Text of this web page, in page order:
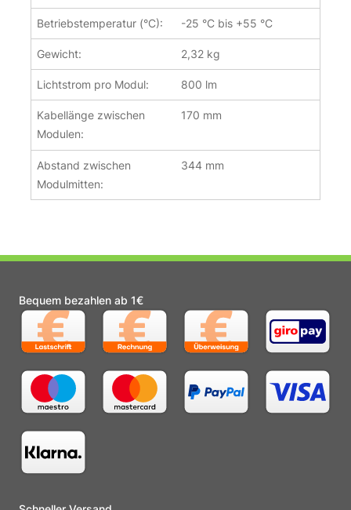
Betriebstemperatur (°C): -25 °C bis +55 °C
Gewicht: 2,32 kg
Lichtstrom pro Modul: 800 lm
Kabellänge zwischen
Modulen:
170 mm
Abstand zwischen
Modulmitten:
344 mm
Bequem bezahlen ab 1€